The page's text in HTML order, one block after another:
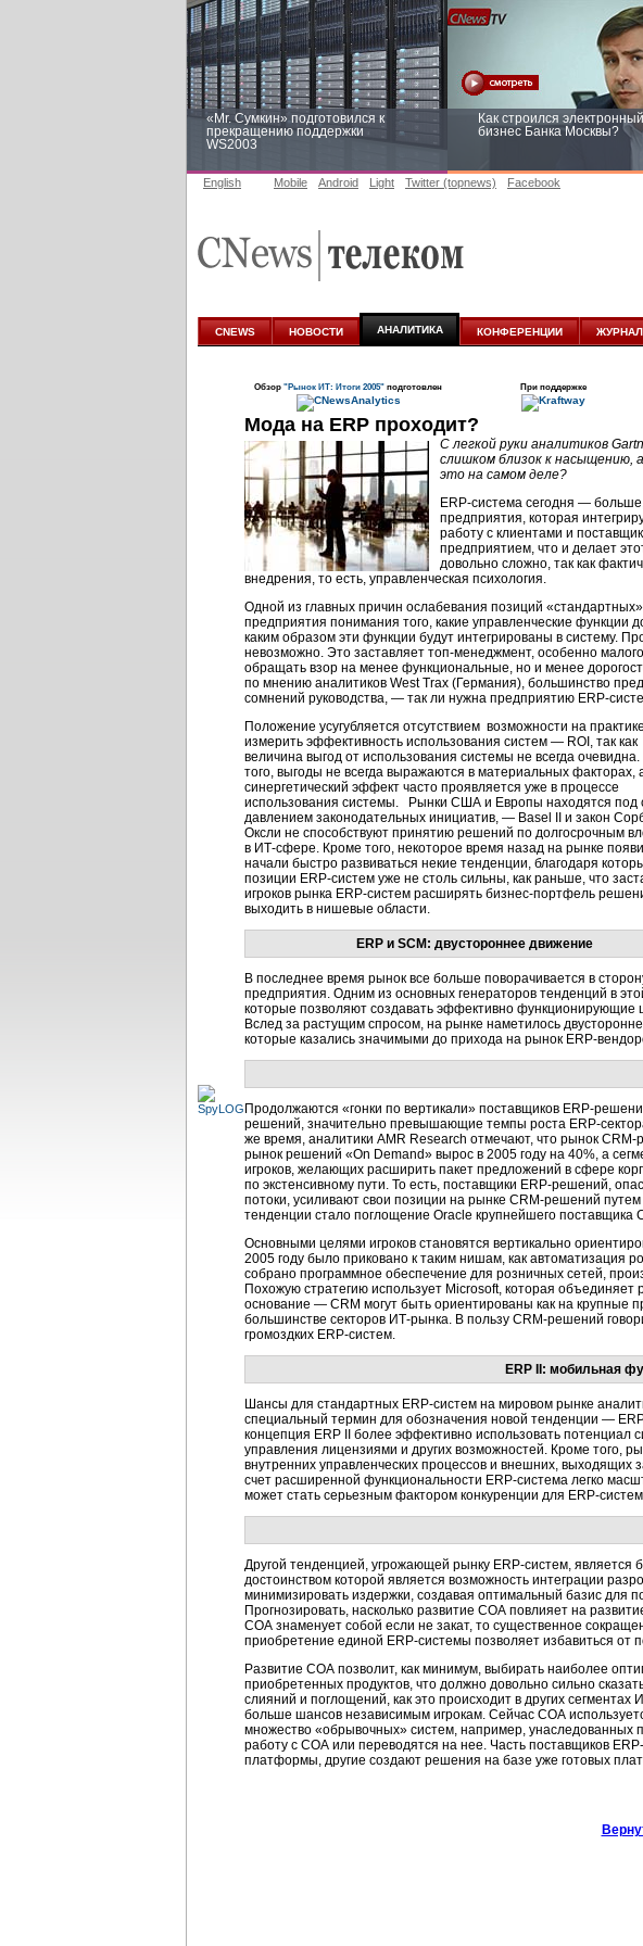
«Mr. Сумкин» подготовился к
прекращению поддержки
WS2003
Как строился электронный
бизнес Банка Москвы?
аналитике
English Mobile Android Light Twitter (topnews) Facebook
CNEWS НОВОСТИ АНАЛИТИКА КОНФЕРЕНЦИИ ЖУРНАЛ
Обзор "Рынок ИТ: Итоги 2005" подготовлен При поддержке
Мода на ERP проходит?
С легкой руки аналитиков
слишком близок к насыщению,
это на самом деле?
ERP-система сегодня —
предприятия, которая
работу с клиентами и
предприятием, что и делает
довольно сложно, так как
внедрения, то есть, управленческая психология.
Одной из главных причин ослабевания позиций
предприятия понимания того, какие управленческие
каким образом эти функции будут интегрированы в систему.
невозможно. Это заставляет топ-менеджмент, особенно
обращать взор на менее функциональные, но и менее
по мнению аналитиков West Trax (Германия), большинство
сомнений руководства, — так ли нужна предприятию ERP-
Положение усугубляется отсутствием возможности на практике
измерить эффективность использования систем — ROI, так как
величина выгод от использования системы не всегда
того, выгоды не всегда выражаются в материальных факторах,
синергетический эффект часто проявляется уже в процессе
использования системы. Рынки США и Европы находятся под
давлением законодательных инициатив, — Basel II и закон
Оксли не способствуют принятию решений по долгосрочным
в ИТ-сфере. Кроме того, некоторое время назад на рынке
начали быстро развиваться некие тенденции, благодаря
позиции ERP-систем уже не столь сильны, как раньше, что
игроков рынка ERP-систем расширять бизнес-портфель
выходить в нишевые области.
ERP и SCM: двустороннее движение
В последнее время рынок все больше поворачивается в
предприятия. Одним из основных генераторов тенденций в
которые позволяют создавать эффективно функционирующие
Вслед за растущим спросом, на рынке наметилось
которые казались значимыми до прихода на рынок ERP-
Продолжаются «гонки по вертикали» поставщиков ERP-
решений, значительно превышающие темпы роста ERP-
же время, аналитики AMR Research отмечают, что рынок
рынок решений «On Demand» вырос в 2005 году на 40%, а
игроков, желающих расширить пакет предложений в сфере
по экстенсивному пути. То есть, поставщики ERP-решений,
потоки, усиливают свои позиции на рынке CRM-решений
тенденции стало поглощение Oracle крупнейшего
Основными целями игроков становятся вертикально
2005 году было приковано к таким нишам, как автоматизация
собрано программное обеспечение для розничных сетей,
Похожую стратегию использует Microsoft, которая
основание — CRM могут быть ориентированы как на крупные
большинстве секторов ИТ-рынка. В пользу CRM-решений
громоздких ERP-систем.
ERP II: мобильная
Шансы для стандартных ERP-систем на мировом рынке
специальный термин для обозначения новой тенденции —
концепция ERP II более эффективно использовать потенциал
управления лицензиями и других возможностей. Кроме того,
внутренних управленческих процессов и внешних,
счет расширенной функциональности ERP-система легко
может стать серьезным фактором конкуренции для ERP-
Другой тенденцией, угрожающей рынку ERP-систем,
достоинством которой является возможность интеграции
минимизировать издержки, создавая оптимальный базис для
Прогнозировать, насколько развитие СОА повлияет на
СОА знаменует собой если не закат, то существенное
приобретение единой ERP-системы позволяет избавиться от
Развитие СОА позволит, как минимум, выбирать наиболее
приобретенных продуктов, что должно довольно сильно
слияний и поглощений, как это происходит в других
больше шансов независимым игрокам. Сейчас СОА
множество «обрывочных» систем, например, унаследованных
работу с СОА или переводятся на нее. Часть поставщиков
платформы, другие создают решения на базе уже готовых